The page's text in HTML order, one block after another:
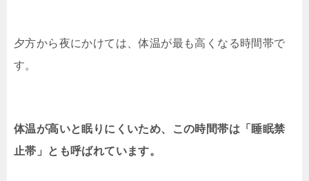
夕方から夜にかけては、体温が最も高くなる時間帯で
す。
体温が高いと眠りにくいため、この時間帯は「 睡眠禁
止帯 」とも呼ばれています。